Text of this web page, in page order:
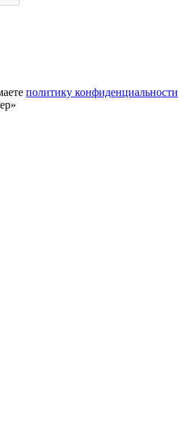
политику конфиденциальности